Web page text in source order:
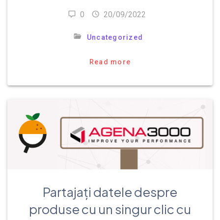
0 20/09/2022
Uncategorized
Read more
Partajați datele despre
produse cu un singur clic cu